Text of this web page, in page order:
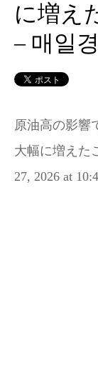
に増え
– 매일
原油高の影響
大幅に増えた
27, 2026 at